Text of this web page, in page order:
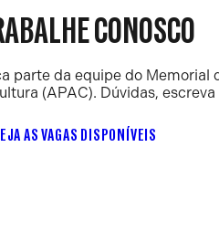
CONOSCO
parte da equipe do Memorial
(APAC). Dúvidas, escreva
AS VAGAS DISPONÍVEIS